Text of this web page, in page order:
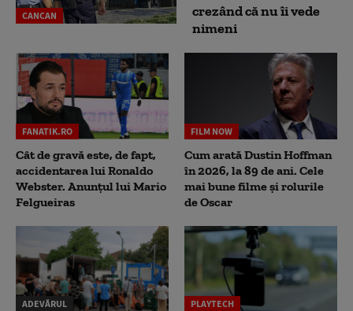
CANCAN
crezând că nu îi vede
nimeni
FANATIK.RO
Cât de gravă este, de fapt,
accidentarea lui Ronaldo
Webster. Anunțul lui Mario
Felgueiras
FILM NOW
Cum arată Dustin Hoffman
în 2026, la 89 de ani. Cele
mai bune filme și rolurile
de Oscar
ADEVĂRUL PLAYTECH